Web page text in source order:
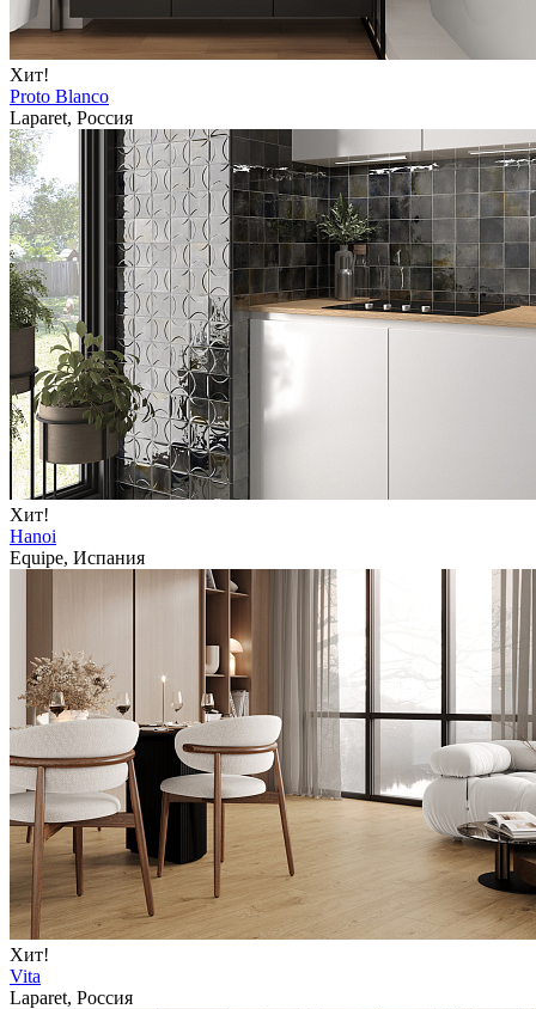
Хит!
Proto Blanco
Laparet, Россия
Хит!
Hanoi
Equipe, Испания
Хит!
Vita
Laparet, Россия